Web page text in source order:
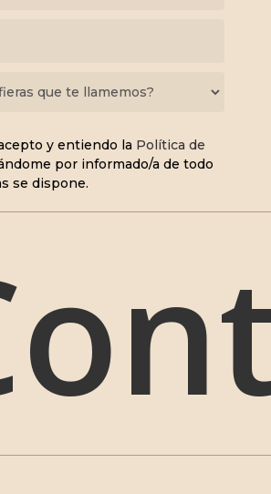
y entiendo la Política de
por informado/a de todo
se dispone.